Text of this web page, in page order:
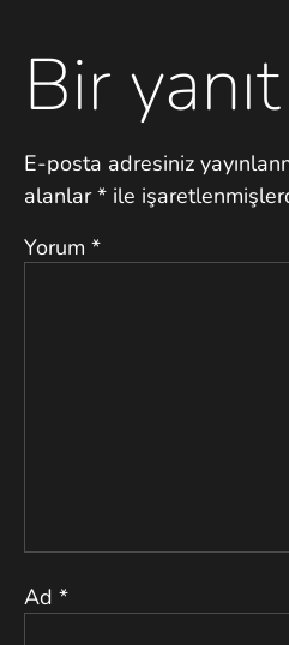
Bir
E-posta adresiniz
alanlar* ile
Yorum *
Ad *